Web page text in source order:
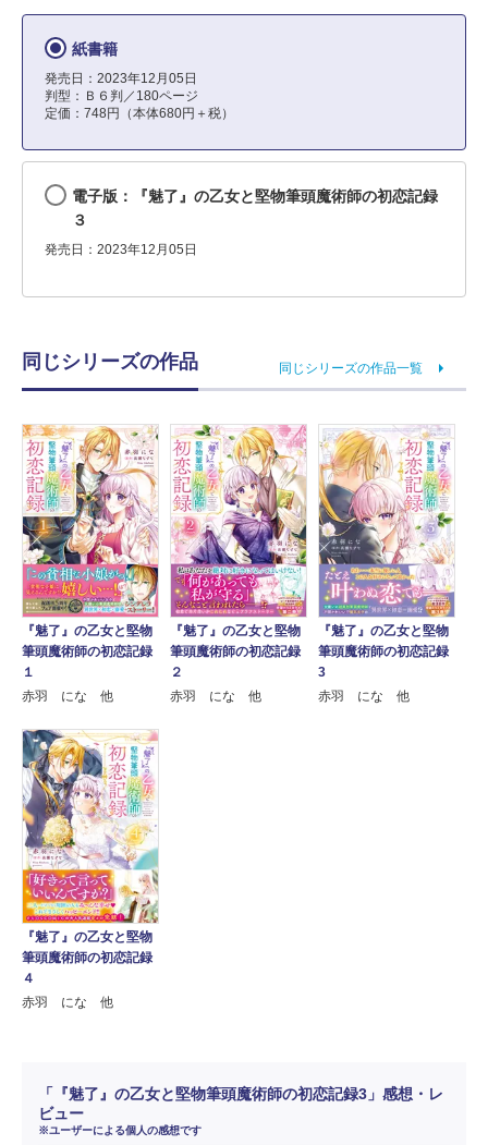
紙書籍
発売日：2023年12月05日
判型：Ｂ６判／180ページ
定価：748円（本体680円＋税）
電子版：『魅了』の乙女と堅物筆頭魔術師の初恋記録
３
発売日：2023年12月05日
同じシリーズの作品 同じシリーズの作品一覧
『魅了』の乙女と堅物
筆頭魔術師の初恋記録
１
赤羽 にな 他
『魅了』の乙女と堅物
筆頭魔術師の初恋記録
２
赤羽 にな 他
『魅了』の乙女と堅物
筆頭魔術師の初恋記録
3
赤羽 にな 他
『魅了』の乙女と堅物
筆頭魔術師の初恋記録
４
赤羽 にな 他
「『魅了』の乙女と堅物筆頭魔術師の初恋記録3」感想・レ
ビュー
※ユーザーによる個人の感想です